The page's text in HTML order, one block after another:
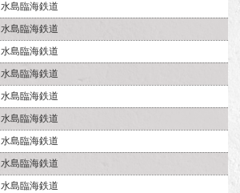
水島臨海鉄道
水島臨海鉄道
水島臨海鉄道
水島臨海鉄道
水島臨海鉄道
水島臨海鉄道
水島臨海鉄道
水島臨海鉄道
水島臨海鉄道